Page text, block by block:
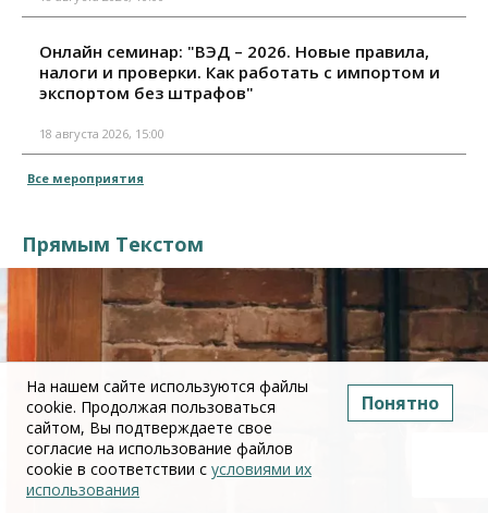
Онлайн семинар: "ВЭД – 2026. Новые правила,
налоги и проверки. Как работать с импортом и
экспортом без штрафов"
18 августа 2026, 15:00
Все мероприятия
Прямым Текстом
На нашем сайте используются файлы
cookie. Продолжая пользоваться
сайтом, Вы подтверждаете свое
согласие на использование файлов
cookie в соответствии с условиями их
использования
Понятно